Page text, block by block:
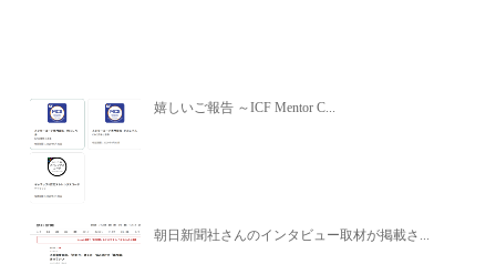
嬉しいご報告 ～ICF Mentor C...
朝日新聞社さんのインタビュー取材が掲載さ...